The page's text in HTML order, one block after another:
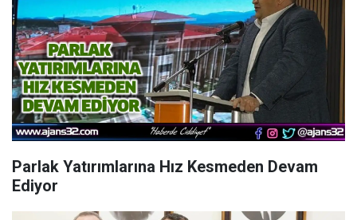
Parlak Yatırımlarına Hız Kesmeden Devam
Ediyor